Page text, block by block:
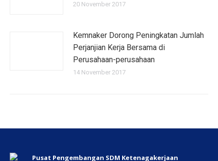
20 November 2017
Kemnaker Dorong Peningkatan Jumlah
Perjanjian Kerja Bersama di
Perusahaan-perusahaan
14 November 2017
Pusat Pengembangan SDM Ketenagakerjaan